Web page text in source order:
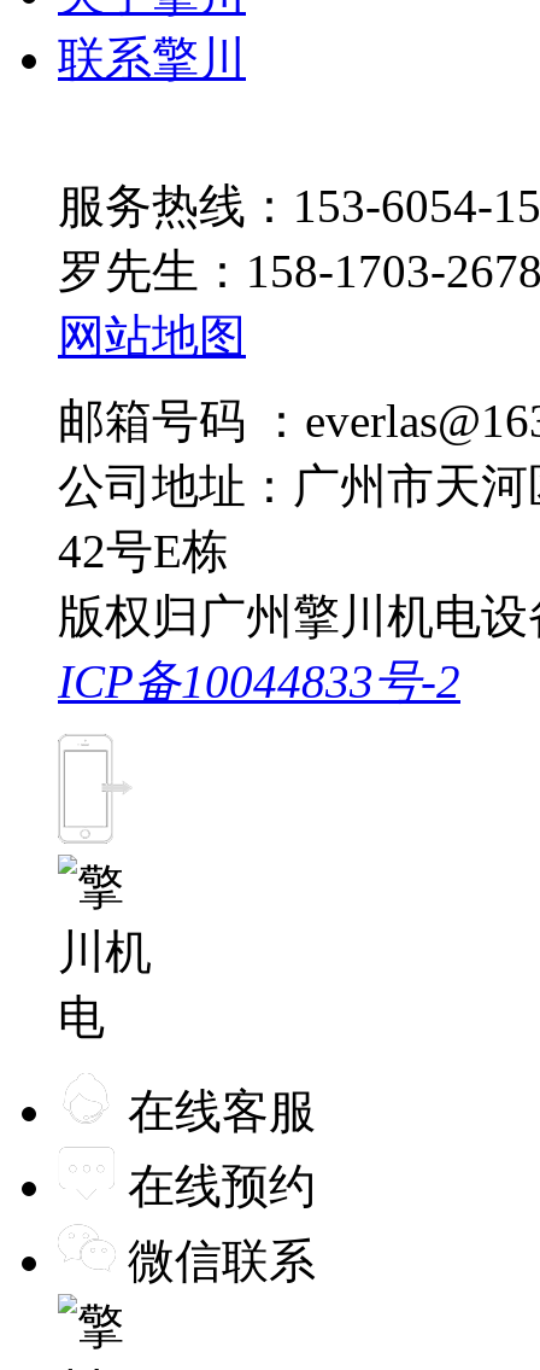
联系擎川
服务热线：153-6054-
罗先生：158-1703-
网站地图
邮箱号码 ：
公司地址：广州市天
42号E栋
版权归广州擎川机电
ICP备10044833号-2
在线客服
在线预约
微信联系